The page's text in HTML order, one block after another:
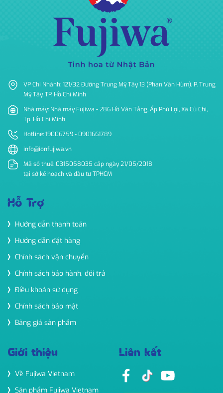
VP Chi Nhánh: 121/32 Đường Trung Mỹ Tây 13 (Phan Văn Hùm), P. Trung
Mỹ Tây, TP. Hồ Chí Minh
Nhà máy: Nhà máy Fujiwa - 286 Hồ Văn Tắng, Ấp Phú Lợi, Xã Củ Chi,
Tp. Hồ Chí Minh
Hotline: 19006759 - 0901661789
info@ionfujiwa.vn
Mã số thuế: 0315058035 cấp ngày 21/05/2018
tại sở kế hoạch và đầu tư TPHCM
Hỗ Trợ
Hướng dẫn thanh toán
Hướng dẫn đặt hàng
Chính sách vận chuyển
Chính sách bảo hành, đổi trả
Điều khoản sử dụng
Chính sách bảo mật
Bảng giá sản phẩm
Giới thiệu
Về Fujiwa Vietnam
Sản phẩm Fujiwa Vietnam
Liên kết